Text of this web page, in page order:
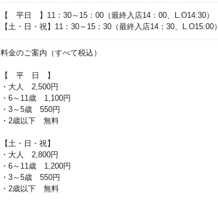
【 平日 】11：30～15：00（最終入店14：00、L.O14:30）
【土・日・祝】11：30～15：30（最終入店14：30、L.O15:00）
料金のご案内（すべて税込）
【 平 日 】
・大人 2,500円
・6～11歳 1,100円
・3～5歳 550円
・2歳以下 無料
【土・日・祝】
・大人 2,800円
・6～11歳 1,200円
・3～5歳 550円
・2歳以下 無料